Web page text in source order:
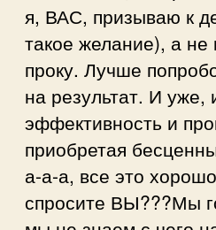
я, ВАС, призываю к
такое желание), а
проку. Лучше
на результат. И уже,
эффективность и
приобретая
а-а-а, все это
спросите ВЫ???Мы